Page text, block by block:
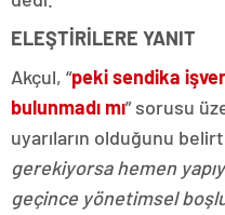
ELEŞTİRİLERE YANIT
Akçul, “peki sendika
bulunmadı mı” sorusu
uyarıların olduğunu
gerekiyorsa hemen
geçince yönetimsel